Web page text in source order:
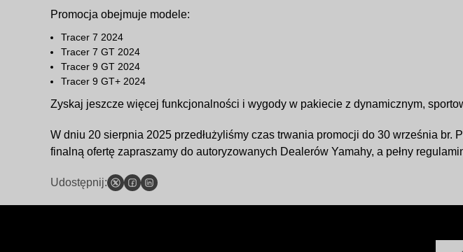
Promocja obejmuje modele:
Tracer 7 2024
Tracer 7 GT 2024
Tracer 9 GT 2024
Tracer 9 GT+ 2024
Zyskaj jeszcze więcej funkcjonalności i wygody w pakiecie z dynamicznym,
W dniu 20 sierpnia 2025 przedłużyliśmy czas trwania promocji do 30 września
finalną ofertę zapraszamy do autoryzowanych Dealerów Yamahy, a pełny
Udostępnij: